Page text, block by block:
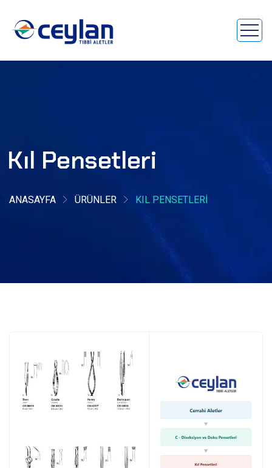
Kıl Pensetleri
ANASAYFA ÜRÜNLER KIL PENSETLERI